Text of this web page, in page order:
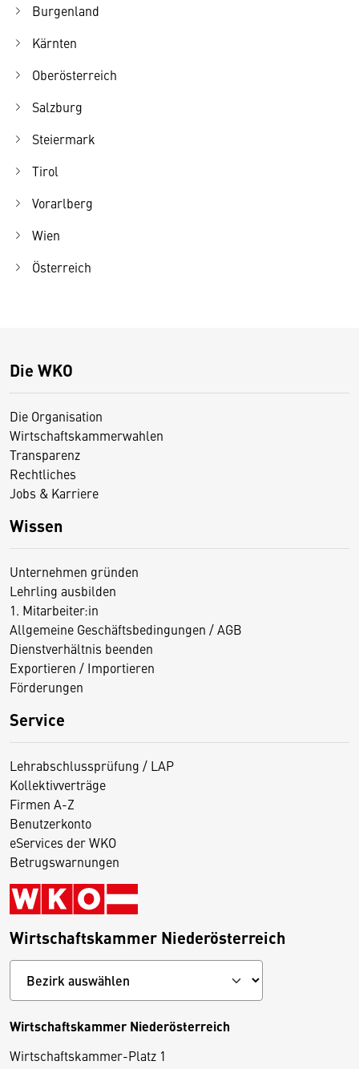
Burgenland
Kärnten
Oberösterreich
Salzburg
Steiermark
Tirol
Vorarlberg
Wien
Österreich
Die WKO
Die Organisation
Wirtschaftskammerwahlen
Transparenz
Rechtliches
Jobs & Karriere
Wissen
Unternehmen gründen
Lehrling ausbilden
1. Mitarbeiter:in
Allgemeine Geschäftsbedingungen / AGB
Dienstverhältnis beenden
Exportieren / Importieren
Förderungen
Service
Lehrabschlussprüfung / LAP
Kollektivverträge
Firmen A-Z
Benutzerkonto
eServices der WKO
Betrugswarnungen
Wirtschaftskammer Niederösterreich
Wirtschaftskammer Niederösterreich
Wirtschaftskammer-Platz 1